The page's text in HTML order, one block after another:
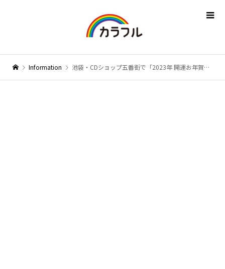
Information 池袋・CDショップ五番街で「2023年 開運お年賀色紙展」が開催中！